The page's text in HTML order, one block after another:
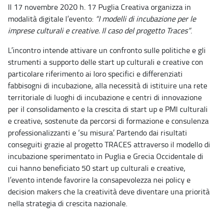
Il 17 novembre 2020 h. 17 Puglia Creativa organizza in
modalità digitale l’evento: “I modelli di incubazione per le
imprese culturali e creative. Il caso del progetto Traces”.
L’incontro intende attivare un confronto sulle politiche e gli
strumenti a supporto delle start up culturali e creative con
particolare riferimento ai loro specifici e differenziati
fabbisogni di incubazione, alla necessità di istituire una rete
territoriale di luoghi di incubazione e centri di innovazione
per il consolidamento e la crescita di start up e PMI culturali
e creative, sostenute da percorsi di formazione e consulenza
professionalizzanti e ‘su misura’. Partendo dai risultati
conseguiti grazie al progetto TRACES attraverso il modello di
incubazione sperimentato in Puglia e Grecia Occidentale di
cui hanno beneficiato 50 start up culturali e creative,
l’evento intende favorire la consapevolezza nei policy e
decision makers che la creatività deve diventare una priorità
nella strategia di crescita nazionale.